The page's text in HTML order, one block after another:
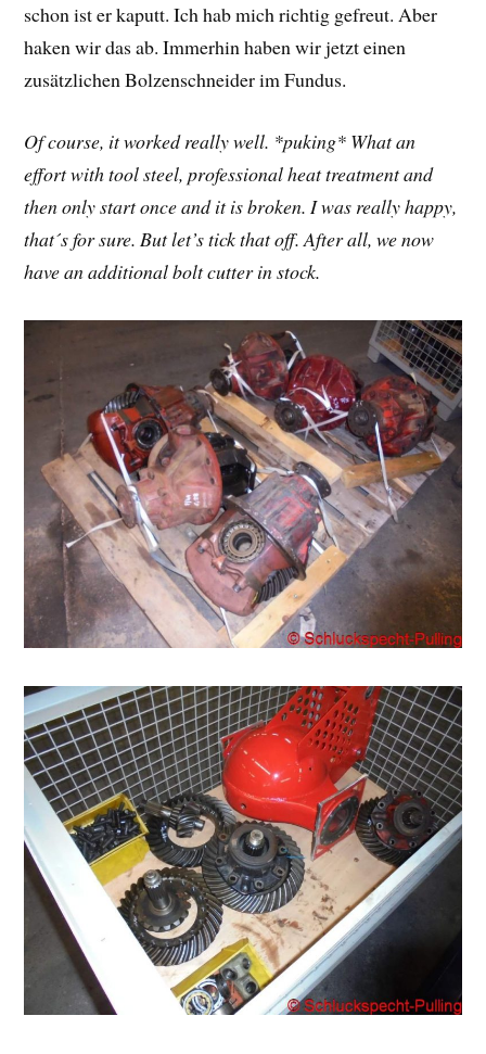
schon ist er kaputt. Ich hab mich richtig gefreut. Aber
haken wir das ab. Immerhin haben wir jetzt einen
zusätzlichen Bolzenschneider im Fundus.
Of course, it worked really well. *puking* What an
effort with tool steel, professional heat treatment and
then only start once and it is broken. I was really happy,
that´s for sure. But let’s tick that off. After all, we now
have an additional bolt cutter in stock.